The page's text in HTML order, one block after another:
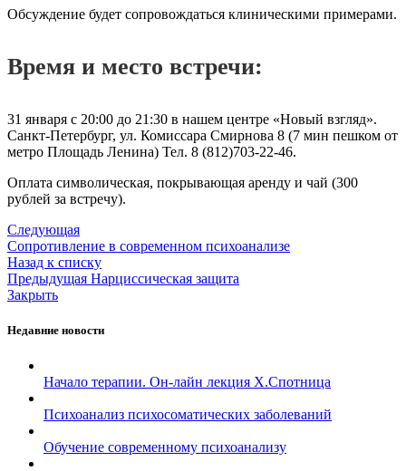
Обсуждение будет сопровождаться клиническими примерами.
Время и место встречи:
31 января с 20:00 до 21:30 в нашем центре «Новый взгляд».
Санкт-Петербург, ул. Комиссара Смирнова 8 (7 мин пешком от
метро Площадь Ленина) Тел. 8 (812)703-22-46.
Оплата символическая, покрывающая аренду и чай (300
рублей за встречу).
Следующая
Сопротивление в современном психоанализе
Назад к списку
Предыдущая Нарциссическая защита
Закрыть
Недавние новости
Начало терапии. Он-лайн лекция Х.Спотница
Психоанализ психосоматических заболеваний
Обучение современному психоанализу